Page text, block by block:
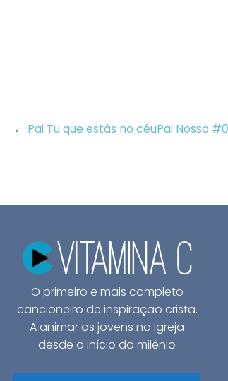
← Pai Tu que estás no céuPai Nosso
O primeiro e mais completo
cancioneiro de inspiração cristã.
A animar os jovens na Igreja
desde o início do milénio